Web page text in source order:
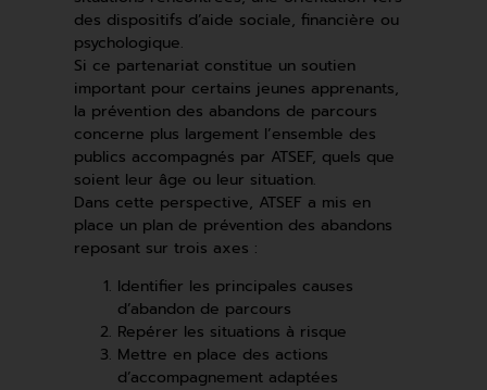
des dispositifs d’aide sociale, financière ou
psychologique.
Si ce partenariat constitue un soutien
important pour certains jeunes apprenants,
la prévention des abandons de parcours
concerne plus largement l’ensemble des
publics accompagnés par ATSEF, quels que
soient leur âge ou leur situation.
Dans cette perspective, ATSEF a mis en
place un plan de prévention des abandons
reposant sur trois axes :
Identifier les principales causes
d’abandon de parcours
Repérer les situations à risque
Mettre en place des actions
d’accompagnement adaptées